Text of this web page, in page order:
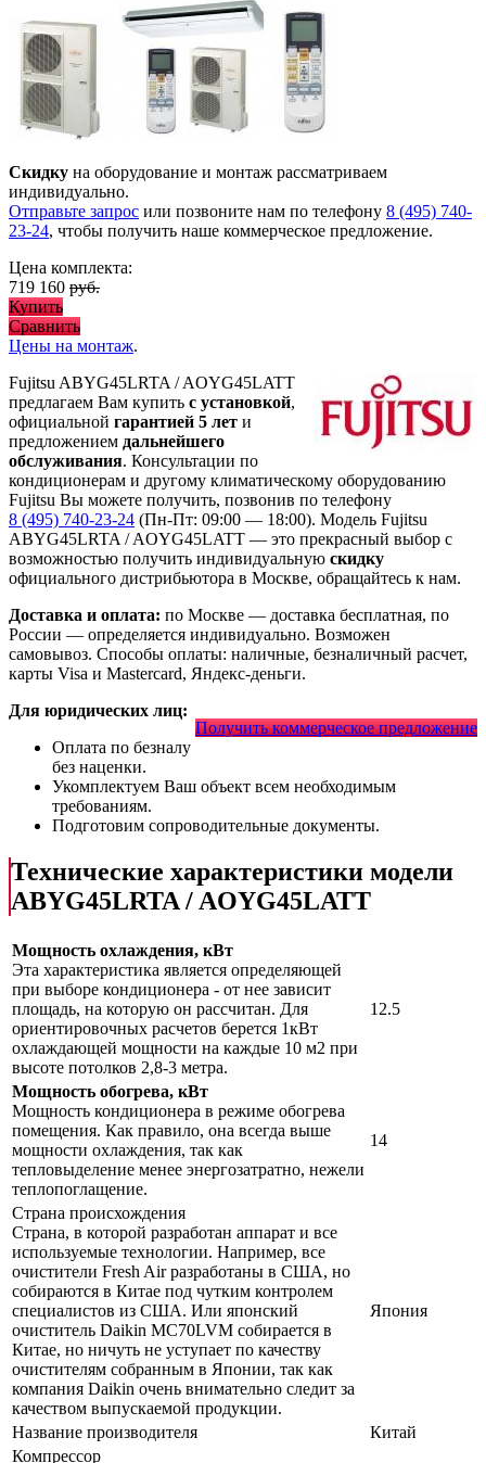
Скидку на оборудование и монтаж рассматриваем
индивидуально.
Отправьте запрос или позвоните нам по телефону 8 (495) 740-
23-24, чтобы получить наше коммерческое предложение.
Цена комплекта:
719 160 руб.
Купить
Сравнить
Цены на монтаж.
Fujitsu ABYG45LRTA / AOYG45LATT
предлагаем Вам купить с установкой,
официальной гарантией 5 лет и
предложением дальнейшего
обслуживания. Консультации по
кондиционерам и другому климатическому оборудованию
Fujitsu Вы можете получить, позвонив по телефону
8 (495) 740-23-24 (Пн-Пт: 09:00 — 18:00). Модель Fujitsu
ABYG45LRTA / AOYG45LATT — это прекрасный выбор с
возможностью получить индивидуальную скидку
официального дистрибьютора в Москве, обращайтесь к нам.
Доставка и оплата: по Москве — доставка бесплатная, по
России — определяется индивидуально. Возможен
самовывоз. Способы оплаты: наличные, безналичный расчет,
карты Visa и Mastercard, Яндекс-деньги.
Получить коммерческое предложение
Для юридических лиц:
Оплата по безналу
без наценки.
Укомплектуем Ваш объект всем необходимым
требованиям.
Подготовим сопроводительные документы.
Технические характеристики модели
ABYG45LRTA / AOYG45LATT
Мощность охлаждения, кВт
Эта характеристика является определяющей
при выборе кондиционера - от нее зависит
площадь, на которую он рассчитан. Для
ориентировочных расчетов берется 1кВт
охлаждающей мощности на каждые 10 м2 при
высоте потолков 2,8-3 метра.
12.5
Мощность обогрева, кВт
Мощность кондиционера в режиме обогрева
помещения. Как правило, она всегда выше
мощности охлаждения, так как
тепловыделение менее энергозатратно, нежели
теплопоглащение.
14
Страна происхождения
Страна, в которой разработан аппарат и все
используемые технологии. Например, все
очистители Fresh Air разработаны в США, но
собираются в Китае под чутким контролем
специалистов из США. Или японский
очиститель Daikin MC70LVM собирается в
Китае, но ничуть не уступает по качеству
очистителям собранным в Японии, так как
компания Daikin очень внимательно следит за
качеством выпускаемой продукции.
Япония
Название производителя
Китай
Компрессор